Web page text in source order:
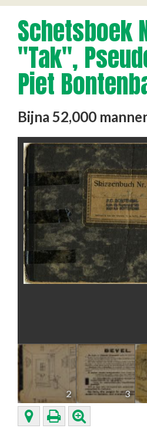
Schetsboek
"Tak",
Piet
2 3